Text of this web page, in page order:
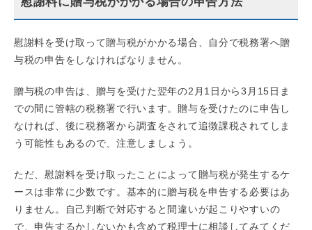
慰謝料を受け取って贈与税がかかる場合、自分で税務署へ贈
与税の申告をしなければなりません。
贈与税の申告は、贈与を受けた翌年の2月1日から3月15日ま
での間に管轄の税務署で行います。贈与を受けたのに申告し
なければ、後に税務署から調査をされて追徴課税されてしま
う可能性もあるので、注意しましょう。
ただ、慰謝料を受け取ったことによって贈与税が発生するケ
ースは非常に少数です。基本的に贈与税を申告する必要はあ
りません。自己判断で対応すると間違いが起こりやすいの
で、申告するかしないかも含めて税理士に相談してみてくだ